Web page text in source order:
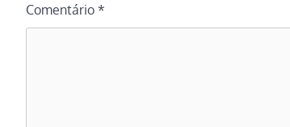
Comentário *